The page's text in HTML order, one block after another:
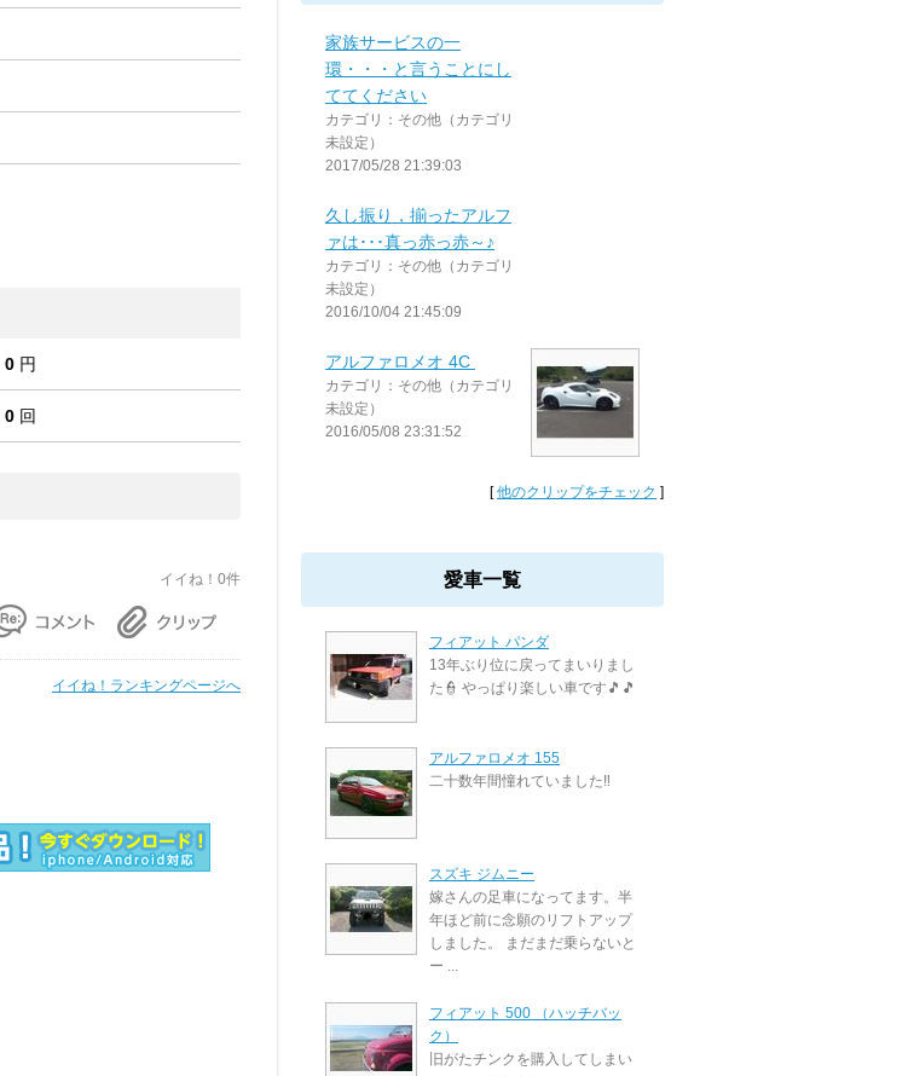
0 円
0 回
イイね！0件
イイね！ランキングページへ
家族サービスの一
環・・・と言うことにし
ててください
カテゴリ：その他（カテゴリ
未設定）
2017/05/28 21:39:03
久し振り，揃ったアルフ
ァは･･･真っ赤っ赤～♪
カテゴリ：その他（カテゴリ
未設定）
2016/10/04 21:45:09
アルファロメオ 4C
カテゴリ：その他（カテゴリ
未設定）
2016/05/08 23:31:52
[他のクリップをチェック ]
愛車一覧
フィアット パンダ
13年ぶり位に戻ってまいりまし
た👮 やっぱり楽しい車です🎵🎵
アルファロメオ 155
二十数年間憧れていました‼️
スズキ ジムニー
嫁さんの足車になってます。半
年ほど前に念願のリフトアップ
しました。 まだまだ乗らないと
ー ...
フィアット 500 （ハッチバッ
ク）
旧がたチンクを購入してしまい